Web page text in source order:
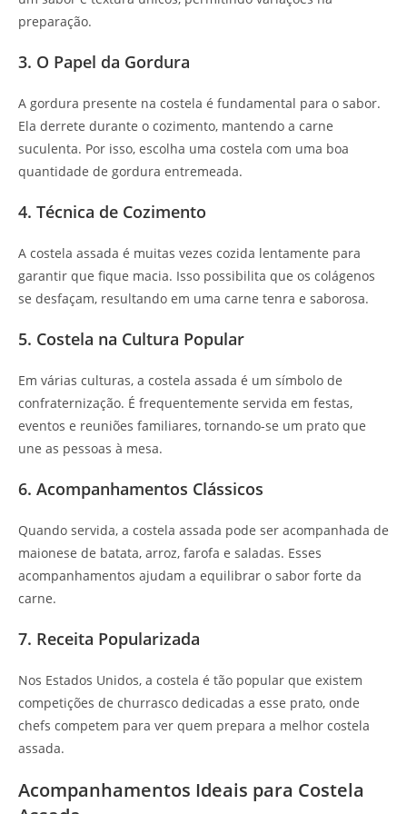
preparação.
3. O Papel da Gordura
A gordura presente na costela é fundamental para o sabor.
Ela derrete durante o cozimento, mantendo a carne
suculenta. Por isso, escolha uma costela com uma boa
quantidade de gordura entremeada.
4. Técnica de Cozimento
A costela assada é muitas vezes cozida lentamente para
garantir que fique macia. Isso possibilita que os colágenos
se desfaçam, resultando em uma carne tenra e saborosa.
5. Costela na Cultura Popular
Em várias culturas, a costela assada é um símbolo de
confraternização. É frequentemente servida em festas,
eventos e reuniões familiares, tornando-se um prato que
une as pessoas à mesa.
6. Acompanhamentos Clássicos
Quando servida, a costela assada pode ser acompanhada de
maionese de batata, arroz, farofa e saladas. Esses
acompanhamentos ajudam a equilibrar o sabor forte da
carne.
7. Receita Popularizada
Nos Estados Unidos, a costela é tão popular que existem
competições de churrasco dedicadas a esse prato, onde
chefs competem para ver quem prepara a melhor costela
assada.
Acompanhamentos Ideais para Costela